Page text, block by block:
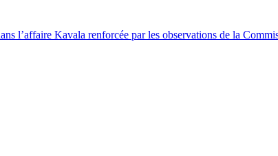
l’affaire Kavala renforcée par les observations de la